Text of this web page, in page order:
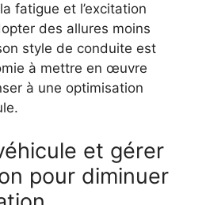
fatigue et l’excitation
des allures moins
style de conduite est
à mettre en œuvre
à une optimisation
et gérer
pour diminuer